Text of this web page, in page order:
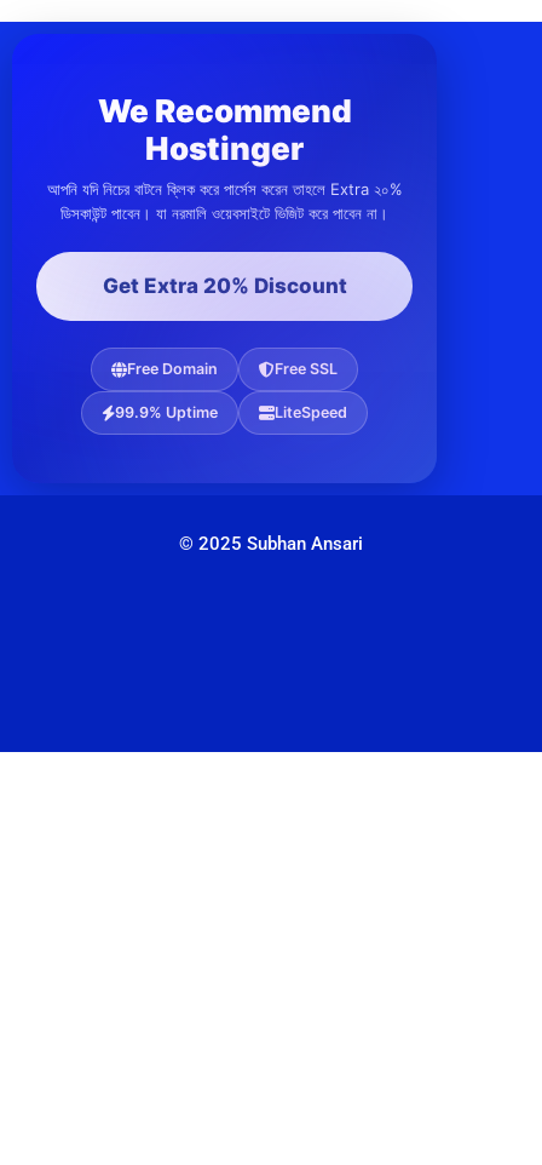
We Recommend
Hostinger
আপনি যদি নিচের বাটনে ক্লিক করে পার্সেস করেন তাহলে Extra ২০%
ডিসকাউন্ট পাবেন। যা নরমালি ওয়েবসাইটে ভিজিট করে পাবেন না।
Get Extra 20% Discount
Free Domain Free SSL
99.9% Uptime LiteSpeed
© 2025 Subhan Ansari